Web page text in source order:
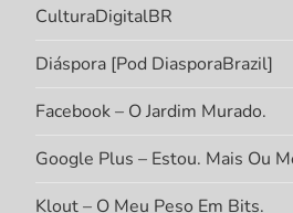
CulturaDigitalBR
Diáspora [Pod DiasporaBrazil]
Facebook – O Jardim Murado.
Google Plus – Estou. Mais Ou
Klout – O Meu Peso Em Bits.